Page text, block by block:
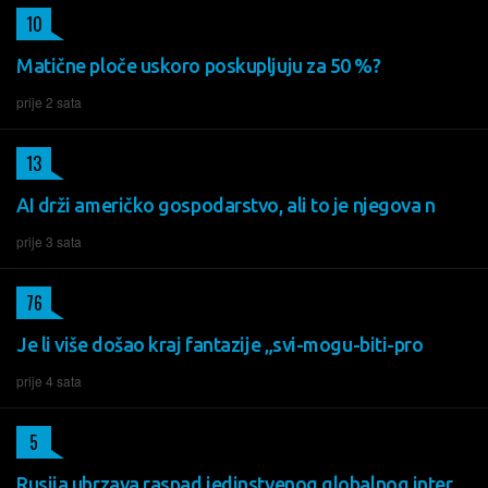
Matične ploče uskoro poskupljuju za 50 %?
prije 2 sata
10
AI drži američko gospodarstvo, ali to je njegova n
prije 3 sata
13
Je li više došao kraj fantazije „svi-mogu-biti-pro
prije 4 sata
76
Rusija ubrzava raspad jedinstvenog globalnog inter
5